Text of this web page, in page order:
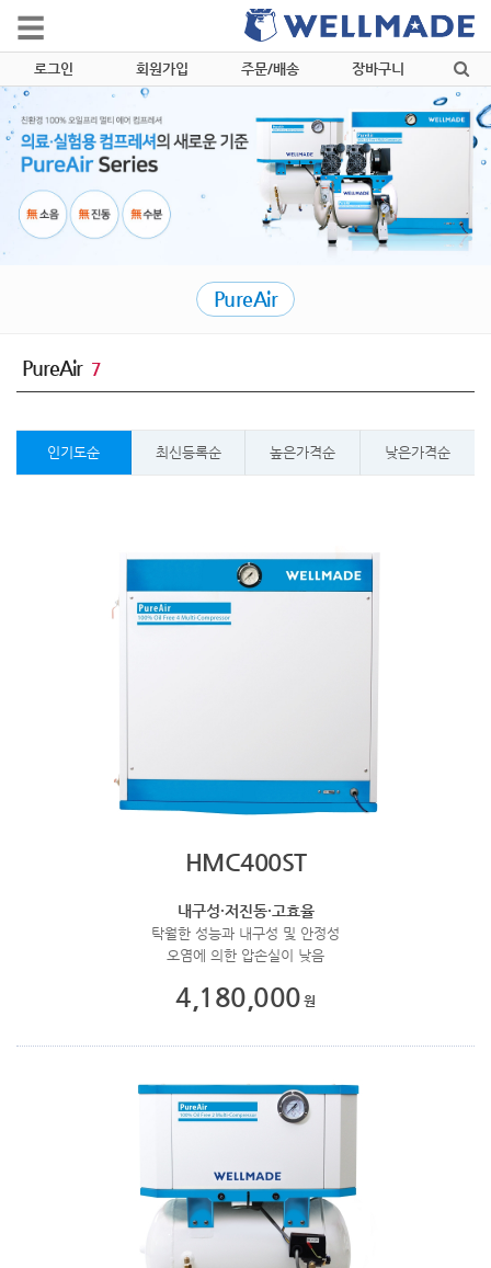
로그인 회원가입 주문/배송 장바구니
PureAir
PureAir 7
인기도순 최신등록순 높은가격순 낮은가격순
HMC400ST
내구성·저진동·고효율
탁월한 성능과 내구성 및 안정성
오염에 의한 압손실이 낮음
4,180,000